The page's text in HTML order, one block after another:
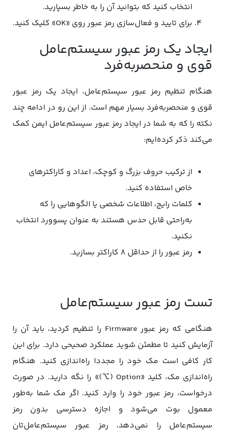
انتخاب کنید که بتوانید آن را به خاطر بسپارید.
برای تایید و فعال‌سازی رمز عبور روی «OK» کلیک کنید.
ایجاد یک رمز عبور سیستم‌عامل
قوی و منحصربه‌فرد
هنگام تنظیم رمز عبور سیستم‌عامل، ایجاد یک رمز عبور
قوی و منحصربه‌فرد بسیار مهم است. از این رو در ادامه چند
نکته را که به شما در ایجاد رمز عبور سیستم‌عامل ایمن کمک
می‌کند ذکر کرده‌ایم:
از ترکیب حروف بزرگ و کوچک، اعداد و کاراکترهای
خاص استفاده کنید.
کلمات رایج، اطلاعات شخصی یا الگوهایی را که
به‌راحتی قابل حدس هستند به عنوان پسوورد انتخاب
نکنید.
رمز عبور را از حداقل ۸ کاراکتر بسازید.
تست رمز عبور سیستم‌عامل
هنگامی که رمز عبور Firmware را تنظیم کردید، باید آن را
آزمایش کنید تا مطمئن شوید عملکرد صحیحی دارد. برای این
کار کافی است مک خود را مجددا راه‌اندازی کنید. هنگام
راه‌اندازی مک، کلید «Option (⌥)» را نگه دارید. در صورت
درخواست، رمز عبور خود را وارد کنید. اگر مک شما به‌طور
معمول بوت می‌شود و اجازه دسترسی بدون رمز
سیستم‌عامل را نمی‌دهد، رمز عبور سیستم‌عامل‌تان